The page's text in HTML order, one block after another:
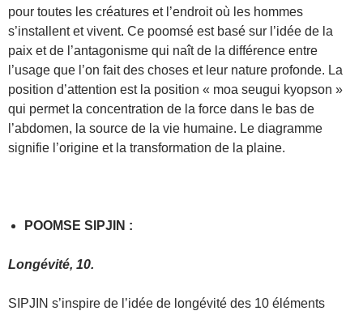
pour toutes les créatures et l’endroit où les hommes
s’installent et vivent. Ce poomsé est basé sur l’idée de la
paix et de l’antagonisme qui naît de la différence entre
l’usage que l’on fait des choses et leur nature profonde. La
position d’attention est la position « moa seugui kyopson »
qui permet la concentration de la force dans le bas de
l’abdomen, la source de la vie humaine. Le diagramme
signifie l’origine et la transformation de la plaine.
POOMSE SIPJIN :
Longévité, 10.
SIPJIN s’inspire de l’idée de longévité des 10 éléments